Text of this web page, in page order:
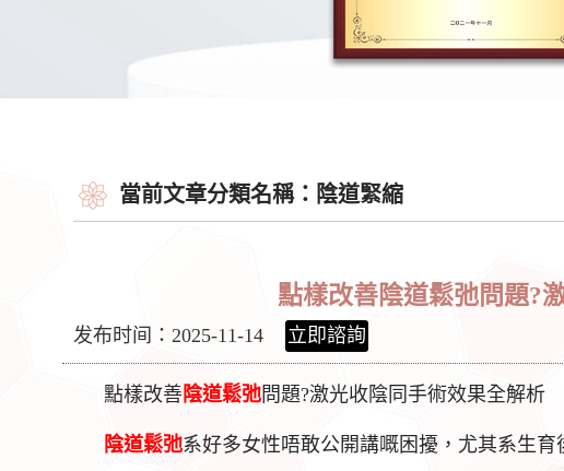
當前文章分類名稱：陰道緊縮
點樣改善陰道鬆弛問題?
发布时间：2025-11-14 立即諮詢
點樣改善 陰道鬆弛問題?激光收陰同手術效果全解析
陰道鬆弛系好多女性唔敢公開講嘅困擾，尤其系生